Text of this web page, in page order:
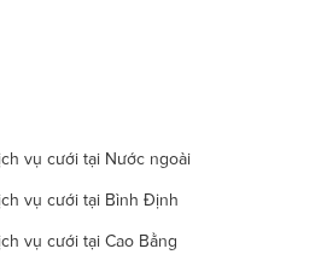
vụ cưới tại Nước ngoài
vụ cưới tại Bình Định
vụ cưới tại Cao Bằng